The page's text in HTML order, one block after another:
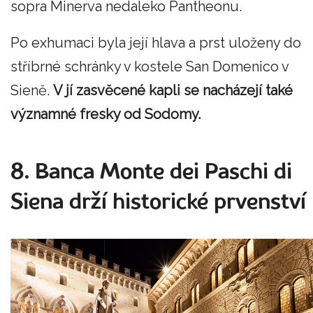
sopra Minerva nedaleko Pantheonu.
Po exhumaci byla její hlava a prst uloženy do
stříbrné schránky v kostele San Domenico v
Sieně. V jí zasvěcené kapli se nacházejí také
významné fresky od Sodomy.
8. Banca Monte dei Paschi di
Siena drží historické prvenství